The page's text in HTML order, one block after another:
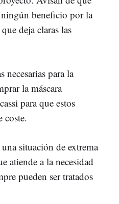
beneficio por la
deja claras las
para la
la máscara
para que estos
coste.
situación de extrema
atiende a la necesidad
pueden ser tratados